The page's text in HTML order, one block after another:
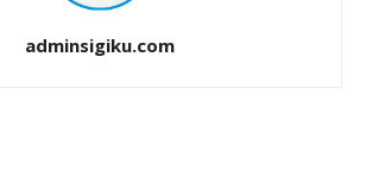
adminsigiku.com